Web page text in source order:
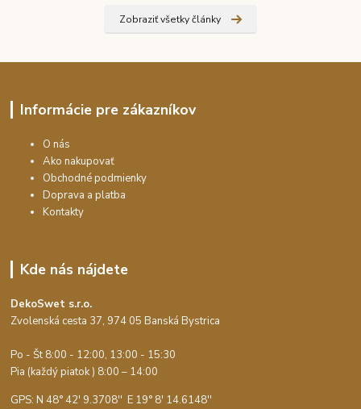
Zobraziť všetky články
Informácie pre zákazníkov
O nás
Ako nakupovať
Obchodné podmienky
Doprava a platba
Kontakty
Kde nás nájdete
DekoSwet s.r.o.
Zvolenská cesta 37, 974 05 Banská Bystrica
Po - Št 8:00 - 12:00, 13:00 - 15:30
Pia (každý piatok ) 8:00 – 14:00
GPS: N 48° 42' 9.3708'' E 19° 8' 14.6148''